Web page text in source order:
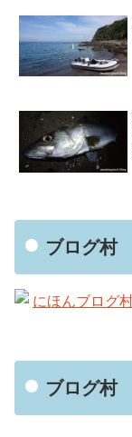
ブログ村
ブログ村